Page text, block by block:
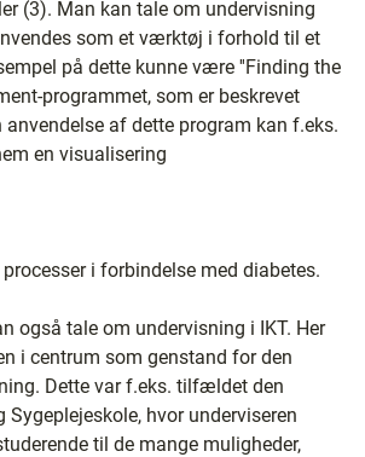
(3). Man kan tale om undervisning
som et værktøj i forhold til et
på dette kunne være ''Finding the
programmet, som er beskrevet
anvendelse af dette program kan f.eks.
en visualisering
i forbindelse med diabetes.
også tale om undervisning i IKT. Her
i centrum som genstand for den
Dette var f.eks. tilfældet den
Sygeplejeskole, hvor underviseren
til de mange muligheder,